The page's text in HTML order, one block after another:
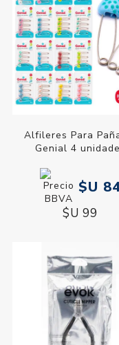
Alfileres Para
Genial 4
$U
$U 99